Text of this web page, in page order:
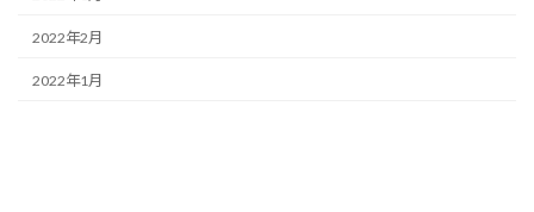
2022年2月
2022年1月